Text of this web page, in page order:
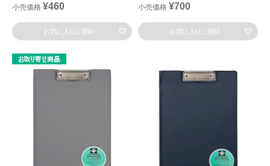
小売価格 ¥460
お気に入りに登録
小売価格 ¥700
お気に入りに登録